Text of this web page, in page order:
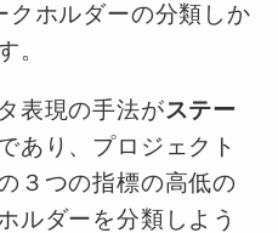
クホルダーの分類しか
。
表現の手法がステー
あり、プロジェクト
３つの指標の高低の
ルダーを分類しよう